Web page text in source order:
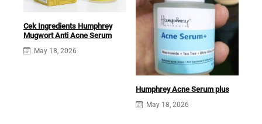
Cek Ingredients Humphrey
Mugwort Anti Acne Serum
May 18, 2026
Humphrey Acne Serum plus
May 18, 2026